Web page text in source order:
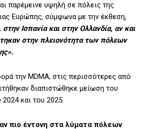
παρέμεινε υψηλή σε πόλεις της
Ευρώπης, σύμφωνα με την έκθεση,
στην Ισπανία και στην Ολλανδία, αν και
στην πλειονότητα των πόλεων
την MDMA, στις περισσότερες από
διαπιστώθηκε μείωση του
και του 2025.
πιο έντονη στα λύματα πόλεων